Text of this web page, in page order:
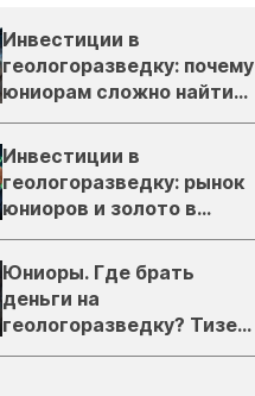
Инвестиции в
геологоразведку: почему
юниорам сложно найти
деньги
Инвестиции в
геологоразведку: рынок
юниоров и золото в
России
Юниоры. Где брать
деньги на
геологоразведку? Тизер
подкаста ЗиТ №1